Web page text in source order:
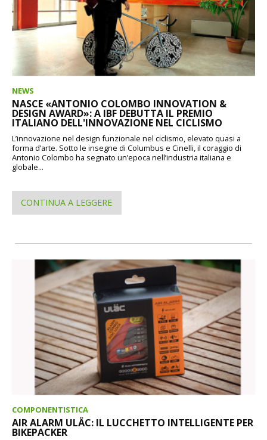
NEWS
NASCE «ANTONIO COLOMBO INNOVATION &
DESIGN AWARD»: A IBF DEBUTTA IL PREMIO
ITALIANO DELL'INNOVAZIONE NEL CICLISMO
L’innovazione nel design funzionale nel ciclismo, elevato quasi a
forma d’arte. Sotto le insegne di Columbus e Cinelli, il coraggio di
Antonio Colombo ha segnato un’epoca nell’industria italiana e
globale...
CONTINUA A LEGGERE
COMPONENTISTICA
AIR ALARM ULÄC: IL LUCCHETTO INTELLIGENTE PER
BIKEPACKER